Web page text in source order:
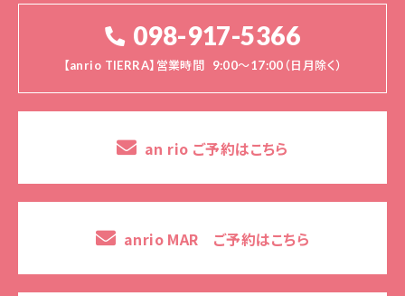
098-917-5366
【anrio TIERRA】営業時間 9:00～17:00（日月除く）
an rio ご予約はこちら
anrio MAR ご予約はこちら